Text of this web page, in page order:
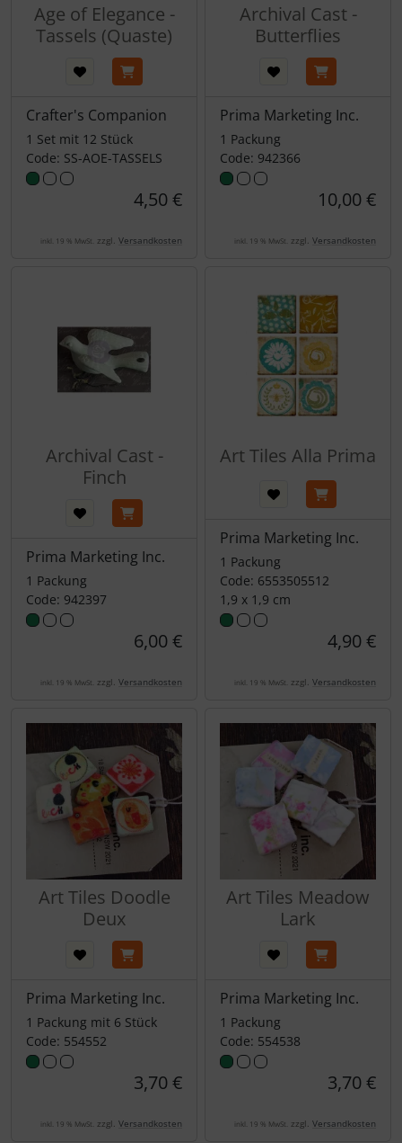
Age of Elegance -
Tassels (Quaste)
Crafter's Companion
1 Set mit 12 Stück
Code: SS-AOE-TASSELS
4,50 €
inkl. 19 % MwSt. zzgl. Versandkosten
Archival Cast -
Butterflies
Prima Marketing Inc.
1 Packung
Code: 942366
10,00 €
inkl. 19 % MwSt. zzgl. Versandkosten
Archival Cast -
Finch
Prima Marketing Inc.
1 Packung
Code: 942397
6,00 €
inkl. 19 % MwSt. zzgl. Versandkosten
Art Tiles Alla Prima
Prima Marketing Inc.
1 Packung
Code: 6553505512
1,9 x 1,9 cm
4,90 €
inkl. 19 % MwSt. zzgl. Versandkosten
Art Tiles Doodle
Deux
Prima Marketing Inc.
1 Packung mit 6 Stück
Code: 554552
3,70 €
inkl. 19 % MwSt. zzgl. Versandkosten
Art Tiles Meadow
Lark
Prima Marketing Inc.
1 Packung
Code: 554538
3,70 €
inkl. 19 % MwSt. zzgl. Versandkosten